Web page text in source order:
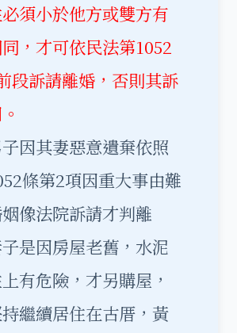
須小於他方或雙方有
，才可依民法第1052
段訴請離婚，否則其訴
因其妻惡意遺棄依照
條第2項因重大事由難
像法院訴請才判離
是因房屋老舊，水泥
有危險，才另購屋，
繼續居住在古厝，黃